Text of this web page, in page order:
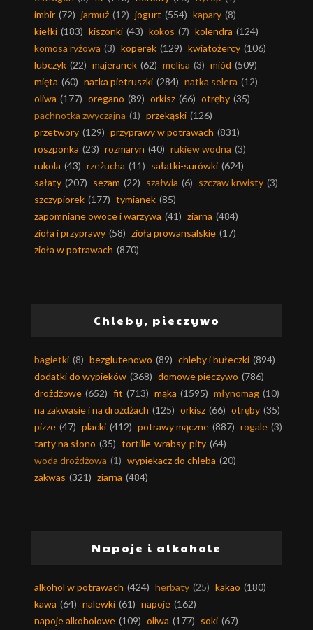
imbir (72) jarmuż (12) jogurt (554) kapary (8)
kiełki (183) kiszonki (43) kokos (7) kolendra (124)
komosa ryżowa (3) koperek (129) kwiatożercy (106)
lubczyk (22) majeranek (62) melisa (3) miód (509)
mięta (60) natka pietruszki (284) natka selera (12)
oliwa (177) oregano (89) orkisz (66) otręby (35)
pachnotka zwyczajna (1) przekąski (126)
przetwory (129) przyprawy w potrawach (831)
roszponka (23) rozmaryn (40) rukiew wodna (3)
rukola (43) rzeżucha (11) sałatki-surówki (624)
sałaty (207) sezam (22) szałwia (6) szczaw krwisty (3)
szczypiorek (177) tymianek (85)
zapomniane owoce i warzywa (41) ziarna (484)
zioła i przyprawy (58) zioła prowansalskie (17)
zioła w potrawach (870)
Chleby, pieczywo
bagietki (8) bezglutenowo (89) chleby i bułeczki (894)
dodatki do wypieków (368) domowe pieczywo (786)
drożdżowe (652) fit (713) mąka (1595) młynomag (10)
na zakwasie i na drożdżach (125) orkisz (66) otręby (35)
pizze (47) placki (412) potrawy mączne (887) rogale (3)
tarty na słono (35) tortille-wrabsy-pity (64)
woda drożdżowa (1) wypiekacz do chleba (20)
zakwas (321) ziarna (484)
Napoje i alkohole
alkohol w potrawach (424) herbaty (25) kakao (180)
kawa (64) nalewki (61) napoje (162)
napoje alkoholowe (109) oliwa (177) soki (67)